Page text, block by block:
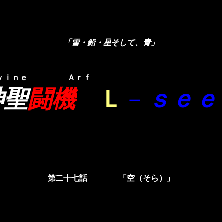
「雪・鉛・星そして、青」
ｖｉｎｅ Ａｒｆ
闘機 Ｌ － ｓｅ
第二十七話 「空（そら）」